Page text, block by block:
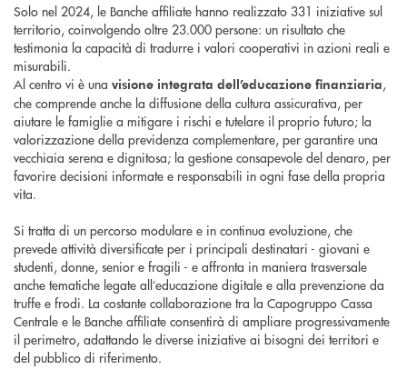
Solo nel 2024, le Banche affiliate hanno realizzato 331 iniziative sul
territorio, coinvolgendo oltre 23.000 persone: un risultato che
testimonia la capacità di tradurre i valori cooperativi in azioni reali e
misurabili.
Al centro vi è una visione integrata dell’educazione finanziaria,
che comprende anche la diffusione della cultura assicurativa, per
aiutare le famiglie a mitigare i rischi e tutelare il proprio futuro; la
valorizzazione della previdenza complementare, per garantire una
vecchiaia serena e dignitosa; la gestione consapevole del denaro, per
favorire decisioni informate e responsabili in ogni fase della propria
vita.
Si tratta di un percorso modulare e in continua evoluzione, che
prevede attività diversificate per i principali destinatari - giovani e
studenti, donne, senior e fragili - e affronta in maniera trasversale
anche tematiche legate all’educazione digitale e alla prevenzione da
truffe e frodi. La costante collaborazione tra la Capogruppo Cassa
Centrale e le Banche affiliate consentirà di ampliare progressivamente
il perimetro, adattando le diverse iniziative ai bisogni dei territori e
del pubblico di riferimento.